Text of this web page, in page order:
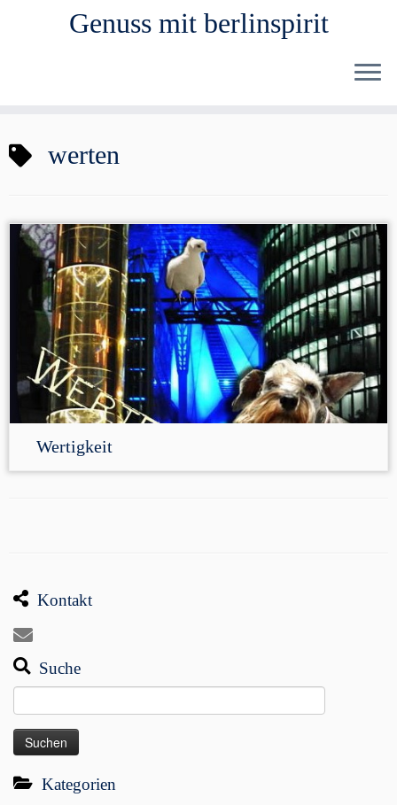
Inhalt
Genuss mit berlinspirit
werten
Wertigkeit
Kontakt
Suche
nach:
Kategorien